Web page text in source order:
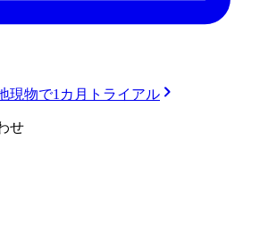
現物で1カ月トライアル
せ